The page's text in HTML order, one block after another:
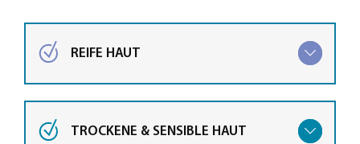
REIFE HAUT
TROCKENE & SENSIBLE HAUT